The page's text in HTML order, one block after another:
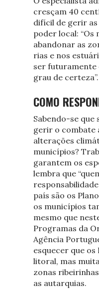
cresçam 40
difícil de gerir as
poder local: “Os
abandonar as
rias e nos
ser futuramente
grau de certeza”.
COMO
Sabendo-se que
gerir o combate
alterações
municípios?
garantem os
lembra que
país são os
os municípios
mesmo que
Programas da
Agência
esquecer que os
litoral, mas
zonas
as autarquias.